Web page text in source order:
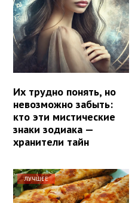
Их трудно понять, но
невозможно забыть:
кто эти мистические
знаки зодиака —
хранители тайн
ЛУЧШЕЕ